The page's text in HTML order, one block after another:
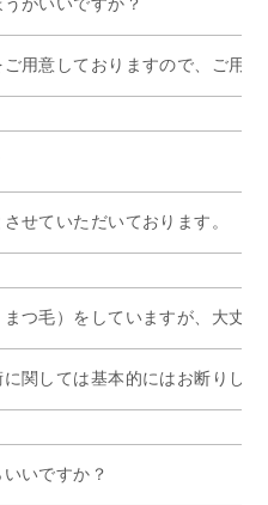
がいいですか？
用意しておりますので、ご用
せていただいております。
つ毛）をしていますが、大丈夫
関しては基本的にはお断りし
いですか？